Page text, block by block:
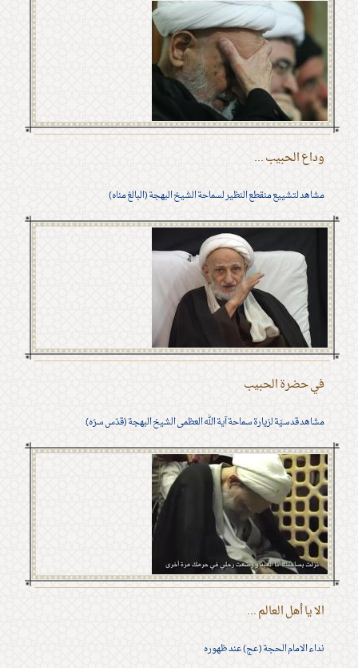
وداع الحبيب ...
مشاهد لتشييع منقطع النظير لسماحة الشيخ البهجة (البالغ مناه)
في حضرة الحبيب
مشاهد قدسيّة لزيارة سماحة آية الله العظمى الشيخ البهجة (قدّس سرّه)
الا يا أهل العالم ...
نداء الامام الحجة (عج) عند ظهوره